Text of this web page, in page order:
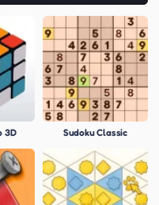
3D Sudoku Classic